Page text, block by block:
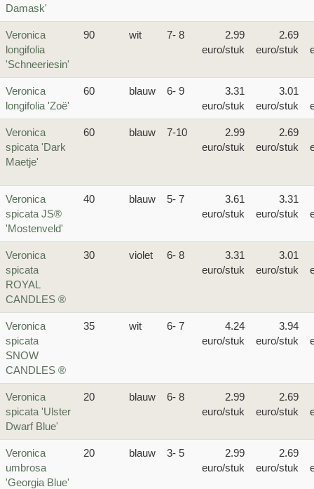
Damask'
Veronica
longifolia
'Schneeriesin'
90 wit 7- 8
2.99
euro/stuk
2.69
euro/stuk
Veronica
longifolia 'Zoë'
60 blauw 6- 9
3.31
euro/stuk
3.01
euro/stuk
Veronica
spicata 'Dark
Maetje'
60 blauw 7-10
2.99
euro/stuk
2.69
euro/stuk
Veronica
spicata JS®
'Mostenveld'
40 blauw 5- 7
3.61
euro/stuk
3.31
euro/stuk
Veronica
spicata
ROYAL
CANDLES ®
30 violet 6- 8
3.31
euro/stuk
3.01
euro/stuk
Veronica
spicata
SNOW
CANDLES ®
35 wit 6- 7
4.24
euro/stuk
3.94
euro/stuk
Veronica
spicata 'Ulster
Dwarf Blue'
20 blauw 6- 8
2.99
euro/stuk
2.69
euro/stuk
Veronica
umbrosa
'Georgia Blue'
20 blauw 3- 5
2.99
euro/stuk
2.69
euro/stuk